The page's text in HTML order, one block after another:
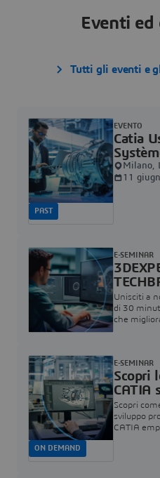
Eventi ed
Tutti gli eventi e
Catia
EVENTO
Milano,
11
PAST
Unisciti a
di 30
che
presentato
E-SEMINAR
Scopri
CATIA
Scopri
sviluppo
CATIA
E-SEMINAR
ON DEMAND